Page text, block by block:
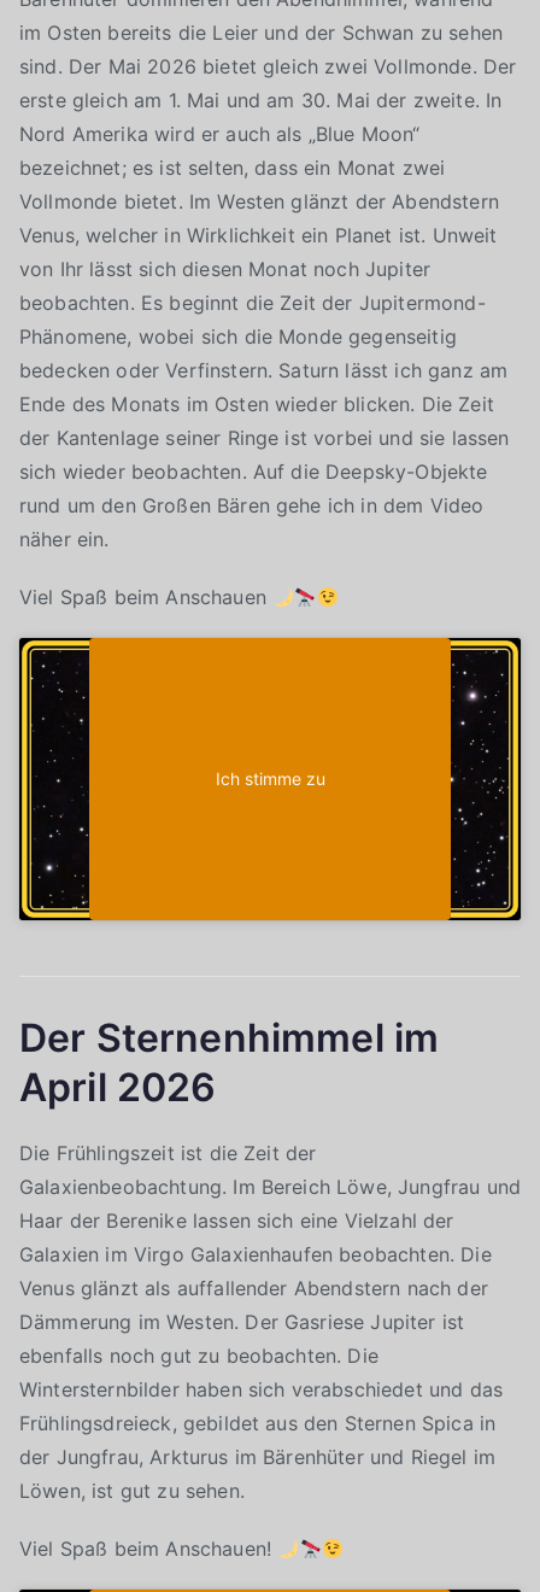
im Osten bereits die Leier und der Schwan zu sehen
sind. Der Mai 2026 bietet gleich zwei Vollmonde. Der
erste gleich am 1. Mai und am 30. Mai der zweite. In
Nord Amerika wird er auch als „Blue Moon“
bezeichnet; es ist selten, dass ein Monat zwei
Vollmonde bietet. Im Westen glänzt der Abendstern
Venus, welcher in Wirklichkeit ein Planet ist. Unweit
von Ihr lässt sich diesen Monat noch Jupiter
beobachten. Es beginnt die Zeit der Jupitermond-
Phänomene, wobei sich die Monde gegenseitig
bedecken oder Verfinstern. Saturn lässt ich ganz am
Ende des Monats im Osten wieder blicken. Die Zeit
der Kantenlage seiner Ringe ist vorbei und sie lassen
sich wieder beobachten. Auf die Deepsky-Objekte
rund um den Großen Bären gehe ich in dem Video
näher ein.
Viel Spaß beim Anschauen
Ich stimme zu
Der Sternenhimmel im
April 2026
Die Frühlingszeit ist die Zeit der
Galaxienbeobachtung. Im Bereich Löwe, Jungfrau und
Haar der Berenike lassen sich eine Vielzahl der
Galaxien im Virgo Galaxienhaufen beobachten. Die
Venus glänzt als auffallender Abendstern nach der
Dämmerung im Westen. Der Gasriese Jupiter ist
ebenfalls noch gut zu beobachten. Die
Wintersternbilder haben sich verabschiedet und das
Frühlingsdreieck, gebildet aus den Sternen Spica in
der Jungfrau, Arkturus im Bärenhüter und Riegel im
Löwen, ist gut zu sehen.
Viel Spaß beim Anschauen!